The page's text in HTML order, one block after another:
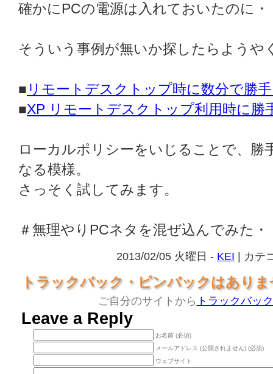
確かにPCの電源は入れておいたのに・
そういう事例が無いか探したらようや
■ リモートデスクトップ時に数分で勝
■XP リモートデスクトップ利用時に
ローカルポリシーをいじることで、
なる模様。
さっそく試してみます。
＃無理やりPCネタを混ぜ込んでみた・
2013/02/05 火曜日 - KEI | カテ
トラックバック・ピンバックはあり
ご自分のサイトから トラックバック
Leave a Reply
お名前 (必須)
メールアドレス (公開されません) (必須)
ウェブサイト